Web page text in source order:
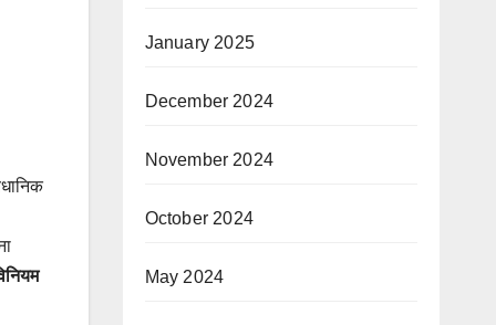
January 2025
December 2024
November 2024
October 2024
May 2024